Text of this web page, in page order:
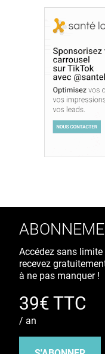
Accédez sans
recevez
à ne pas manquer !
39€ TTC
/ an